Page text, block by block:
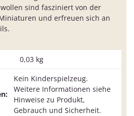
sind fasziniert von der
und erfreuen sich an
0,03 kg
Kein Kinderspielzeug.
Weitere Informationen siehe
Hinweise zu Produkt,
Gebrauch und Sicherheit.